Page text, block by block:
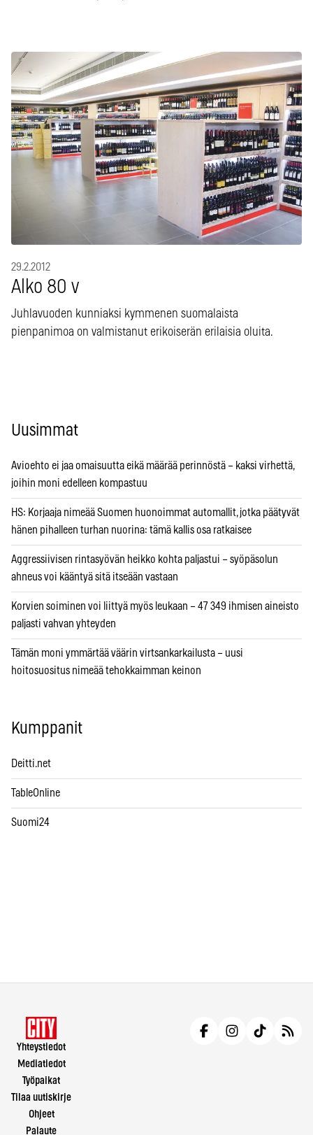
29.2.2012
Alko 80 v
Juhlavuoden kunniaksi kymmenen suomalaista
pienpanimoa on valmistanut erikoiserän erilaisia oluita.
Uusimmat
Avioehto ei jaa omaisuutta eikä määrää perinnöstä – kaksi virhettä,
joihin moni edelleen kompastuu
HS: Korjaaja nimeää Suomen huonoimmat automallit, jotka päätyvät
hänen pihalleen turhan nuorina: tämä kallis osa ratkaisee
Aggressiivisen rintasyövän heikko kohta paljastui – syöpäsolun
ahneus voi kääntyä sitä itseään vastaan
Korvien soiminen voi liittyä myös leukaan – 47 349 ihmisen aineisto
paljasti vahvan yhteyden
Tämän moni ymmärtää väärin virtsankarkailusta – uusi
hoitosuositus nimeää tehokkaimman keinon
Kumppanit
Deitti.net
TableOnline
Suomi24
Yhteystiedot
Mediatiedot
Työpaikat
Tilaa uutiskirje
Ohjeet
Palaute